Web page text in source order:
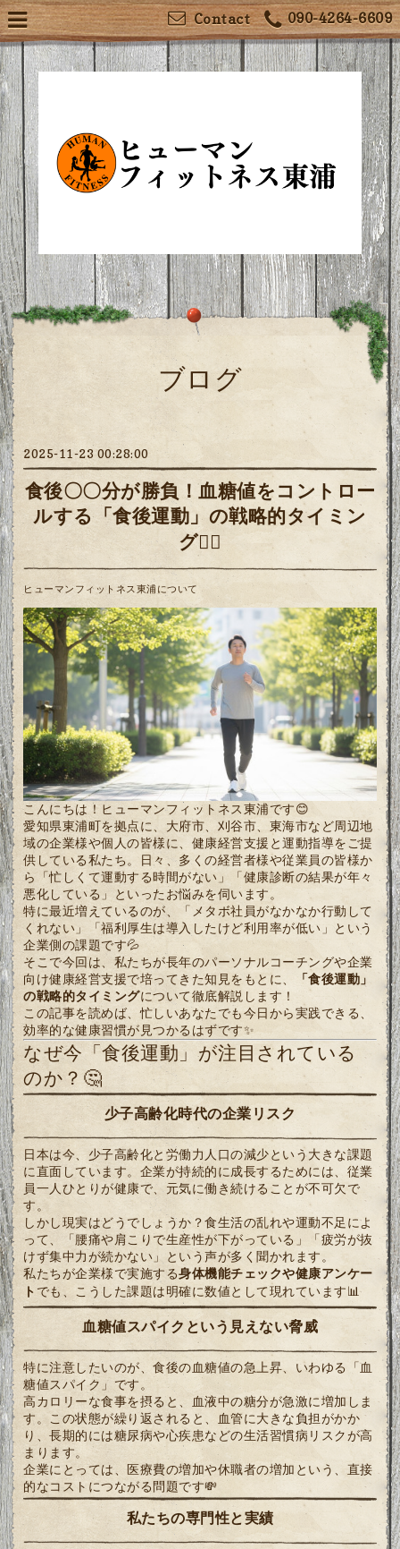
090-4264-6609
Contact
ブログ
2025-11-23 00:28:00
食後〇〇分が勝負！血糖値をコントロー
ルする「食後運動」の戦略的タイミン
グ🏃‍♂️
ヒューマンフィットネス東浦について
こんにちは！ヒューマンフィットネス東浦です😊
愛知県東浦町を拠点に、大府市、刈谷市、東海市など周辺地
域の企業様や個人の皆様に、健康経営支援と運動指導をご提
供している私たち。日々、多くの経営者様や従業員の皆様か
ら「忙しくて運動する時間がない」「健康診断の結果が年々
悪化している」といったお悩みを伺います。
特に最近増えているのが、「メタボ社員がなかなか行動して
くれない」「福利厚生は導入したけど利用率が低い」という
企業側の課題です💦
そこで今回は、私たちが長年のパーソナルコーチングや企業
向け健康経営支援で培ってきた知見をもとに、
「食後運動」
の戦略的タイミングについて徹底解説します！
この記事を読めば、忙しいあなたでも今日から実践できる、
効率的な健康習慣が見つかるはずです✨
なぜ今「食後運動」が注目されている
のか？🤔
少子高齢化時代の企業リスク
日本は今、少子高齢化と労働力人口の減少という大きな課題
に直面しています。企業が持続的に成長するためには、従業
員一人ひとりが健康で、元気に働き続けることが不可欠で
す。
しかし現実はどうでしょうか？食生活の乱れや運動不足によ
って、「腰痛や肩こりで生産性が下がっている」「疲労が抜
けず集中力が続かない」という声が多く聞かれます。
私たちが企業様で実施する身体機能チェックや健康アンケー
ト でも、こうした課題は明確に数値として現れています📊
血糖値スパイクという見えない脅威
特に注意したいのが、食後の血糖値の急上昇、いわゆる「血
糖値スパイク」です。
高カロリーな食事を摂ると、血液中の糖分が急激に増加しま
す。この状態が繰り返されると、血管に大きな負担がかか
り、長期的には糖尿病や心疾患などの生活習慣病リスクが高
まります。
企業にとっては、医療費の増加や休職者の増加という、直接
的なコストにつながる問題です💸
私たちの専門性と実績